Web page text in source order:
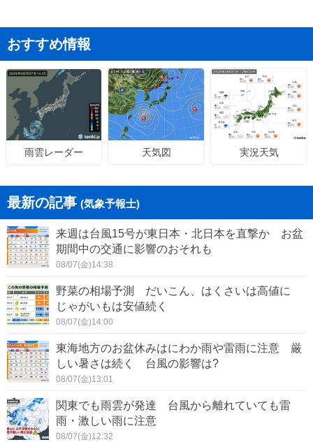
おすすめ情報
雨雲レーダー 天気図 実況天気
最新の記事 (気象予報士)
来週は台風15号が東日本・北日本を直撃か お盆
期間中の交通に影響のおそれも
08/07(金)14:38
野菜の相場予測 だいこん、はくさいは高値に
じゃがいもは安値続く
08/07(金)14:00
東海地方のお盆休みはにわか雨や雷雨に注意 厳
しい暑さは続く 台風の影響は?
08/07(金)13:01
関東でも雨雲が発達 台風から離れていても雷
雨・激しい雨に注意
08/07(金)12:32